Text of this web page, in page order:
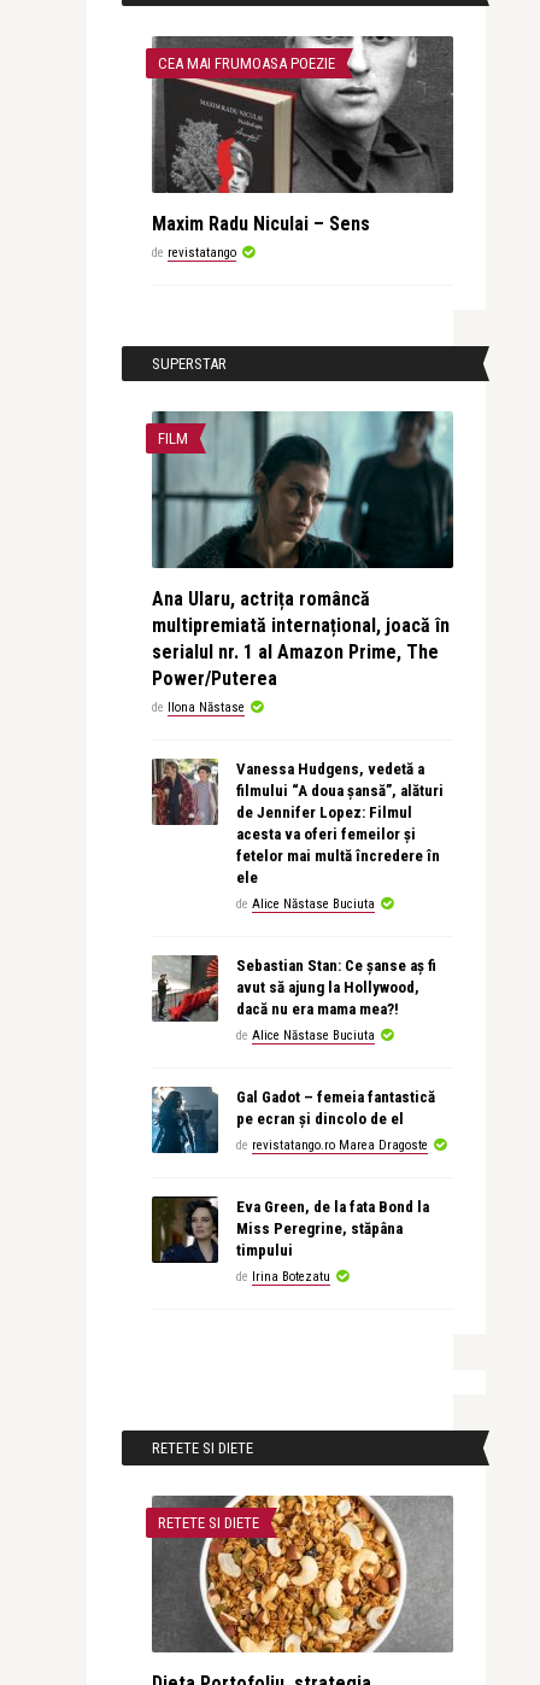
CEA MAI FRUMOASA POEZIE
Maxim Radu Niculai – Sens
de revistatango
SUPERSTAR
FILM
Ana Ularu, actrița româncă
multipremiată internațional, joacă în
serialul nr. 1 al Amazon Prime, The
Power/Puterea
de Ilona Năstase
Vanessa Hudgens, vedetă a
filmului “A doua șansă”, alături
de Jennifer Lopez: Filmul
acesta va oferi femeilor și
fetelor mai multă încredere în
ele
de Alice Năstase Buciuta
Sebastian Stan: Ce șanse aș fi
avut să ajung la Hollywood,
dacă nu era mama mea?!
de Alice Năstase Buciuta
Gal Gadot – femeia fantastică
pe ecran și dincolo de el
de revistatango.ro Marea Dragoste
Eva Green, de la fata Bond la
Miss Peregrine, stăpâna
timpului
de Irina Botezatu
RETETE SI DIETE
RETETE SI DIETE